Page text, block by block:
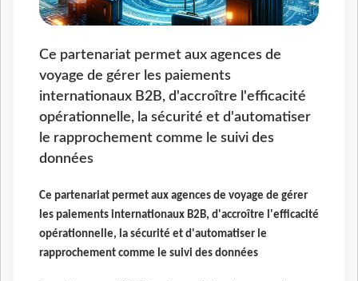
Ce partenariat permet aux agences de
voyage de gérer les paiements
internationaux B2B, d'accroître l'efficacité
opérationnelle, la sécurité et d'automatiser
le rapprochement comme le suivi des
données
Ce partenariat permet aux agences de voyage de gérer
les paiements internationaux B2B, d'accroître l'efficacité
opérationnelle, la sécurité et d'automatiser le
rapprochement comme le suivi des données